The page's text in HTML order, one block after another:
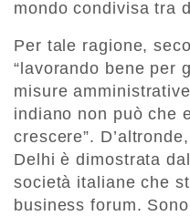
mondo condivisa tra
Per tale ragione,
“lavorando bene per
misure
indiano non può che
crescere”.
Delhi è dimostrata
società italiane che
business forum.